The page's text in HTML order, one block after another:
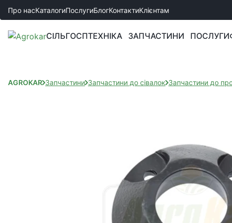
Про насКаталогиПослугиБлогКонтактиКлієнтам
СІЛЬГОСПТЕХНІКА ЗАПЧАСТИНИ ПОСЛУГИ
AGROKAR Запчастини Запчастини до сівалок Запчастини до